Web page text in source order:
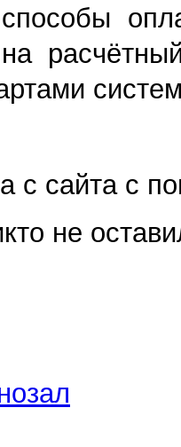
с сайта с
не